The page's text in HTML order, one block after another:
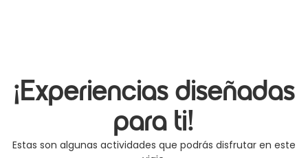
¡Experiencias diseñadas
para ti!
Estas son algunas actividades que podrás disfrutar en este